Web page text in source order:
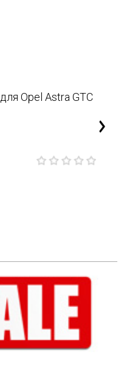
Opel Astra GTC